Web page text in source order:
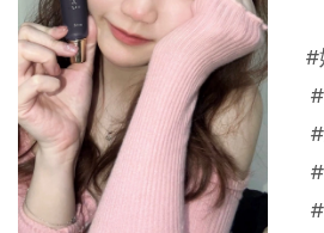
#